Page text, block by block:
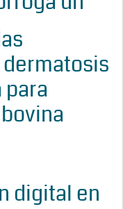
digital en